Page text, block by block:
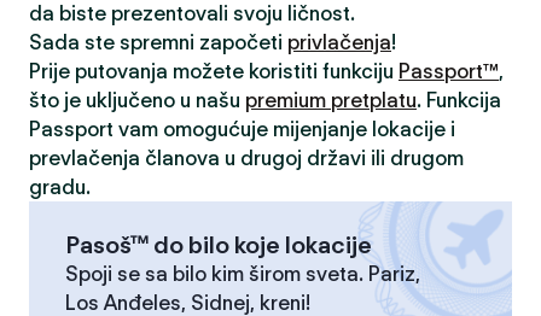
da biste prezentovali svoju ličnost.
Sada ste spremni započeti privlačenja!
Prije putovanja možete koristiti funkciju Passport™,
što je uključeno u našu premium pretplatu. Funkcija
Passport vam omogućuje mijenjanje lokacije i
prevlačenja članova u drugoj državi ili drugom
gradu.
Pasoš™ do bilo koje lokacije
Spoji se sa bilo kim širom sveta. Pariz,
Los Anđeles, Sidnej, kreni!